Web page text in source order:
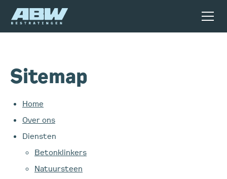
Sitemap
Home
Over ons
Diensten
Betonklinkers
Natuursteen